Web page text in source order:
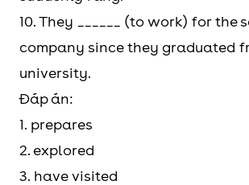
10. They ______ (to work) for the
company since they graduated
university.
Đáp án:
1. prepares
2. explored
3. have visited